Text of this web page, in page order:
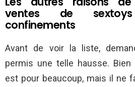
ventes de
confinements
Avant de voir la liste,
permis une telle hausse. Bien
est pour beaucoup, mais il ne